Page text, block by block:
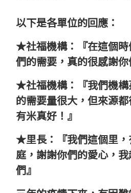
以下是各單位的回應：
★社福機構：『在這個時
們的需要，真的很感謝你
★社福機構：『我們機構
的需要量很大，但來源
有米真好！』
★里長：『我們這個里，
庭，謝謝你們的愛心，
們』